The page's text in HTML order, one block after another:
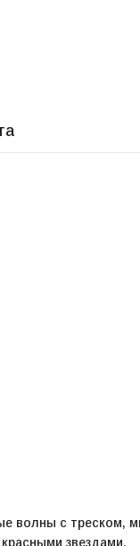
волны с треском,
звездами.